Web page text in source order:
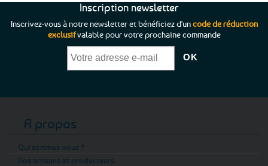
Inscription newsletter
Inscrivez-vous à notre newsletter et bénéficiez d'uncode de réduction
exclusifvalable pour votre prochaine commande
A propos
Qui sommes-nous ?
Nos artisans et producteurs